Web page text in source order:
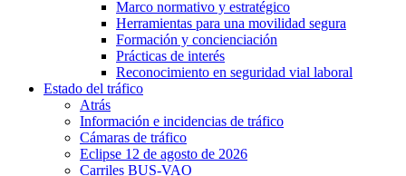
Marco normativo y estratégico
Herramientas para una movilidad segura
Formación y concienciación
Prácticas de interés
Reconocimiento en seguridad vial laboral
Estado del tráfico
Atrás
Información e incidencias de tráfico
Cámaras de tráfico
Eclipse 12 de agosto de 2026
Carriles BUS-VAO